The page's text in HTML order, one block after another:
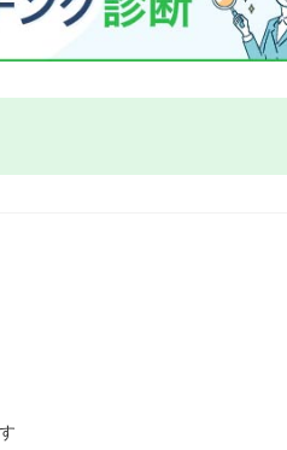
火金／9:00～17:00